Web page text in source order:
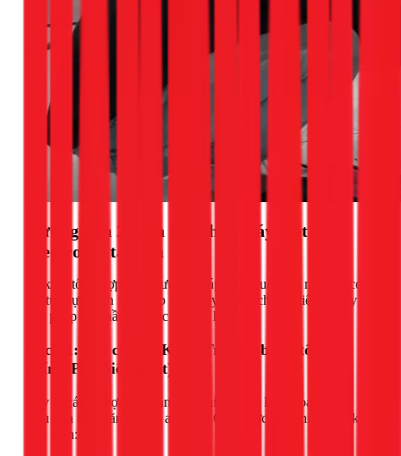
Hướng dẫn 2 cách mở khóa máy giặt
Electrolux tại nhà
1Fix đã tổng hợp hai phương pháp hiệu quả nhất mà bạn có
thể tự thực hiện ngay lập tức. Hãy thử cách đầu tiên vì đây là
giải pháp cho hầu hết các trường hợp.
Cách 1: Tắt chế độ Khóa Trẻ Em bằng tổ hợp
phím (Phổ biến nhất)
Đây là cách được nhà sản xuất thiết kế để kích hoạt và vô
hiệu hóa tính năng khóa an toàn. Các bước thực hiện cực kỳ
đơn giản: